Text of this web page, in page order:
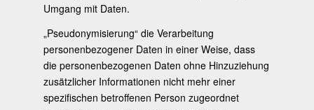
Umgang mit Daten.
„Pseudonymisierung“ die Verarbeitung
personenbezogener Daten in einer Weise, dass
die personenbezogenen Daten ohne Hinzuziehung
zusätzlicher Informationen nicht mehr einer
spezifischen betroffenen Person zugeordnet